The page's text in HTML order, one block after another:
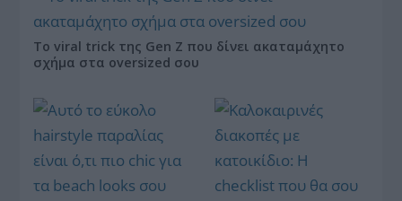
Το viral trick της Gen Z που δίνει ακαταμάχητο
σχήμα στα oversized σου